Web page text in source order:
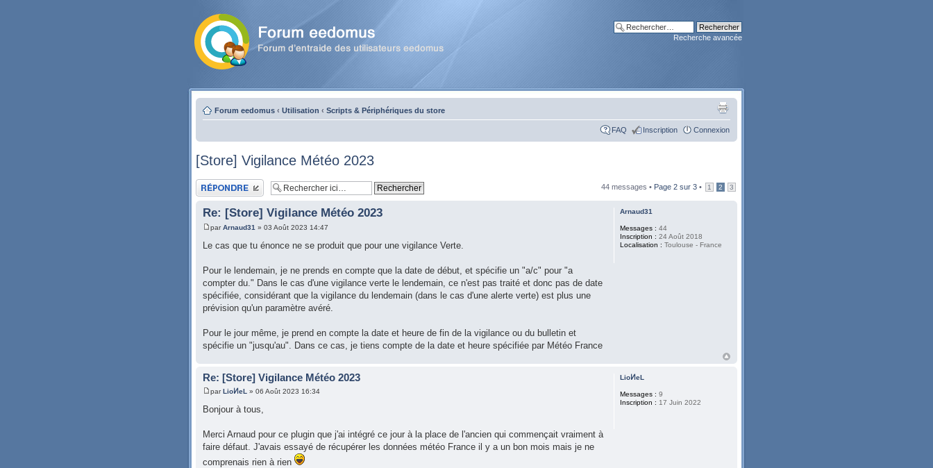
Recherche avancée
Forum eedomus ‹ Utilisation ‹ Scripts & Périphériques du store
FAQ Inscription Connexion
[Store] Vigilance Météo 2023
Publier une réponse 44 messages • Page 2 sur 3 • 1 2 3
Re: [Store] Vigilance Météo 2023
parArnaud31 » 03 Août 2023 14:47
Le cas que tu énonce ne se produit que pour une vigilance Verte.
Pour le lendemain, je ne prends en compte que la date de début, et spécifie un "a/c" pour "a
compter du." Dans le cas d'une vigilance verte le lendemain, ce n'est pas traité et donc pas de date
spécifiée, considérant que la vigilance du lendemain (dans le cas d'une alerte verte) est plus une
prévision qu'un paramètre avéré.
Pour le jour même, je prend en compte la date et heure de fin de la vigilance ou du bulletin et
spécifie un "jusqu'au". Dans ce cas, je tiens compte de la date et heure spécifiée par Météo France
Arnaud31
Messages : 44
Inscription : 24 Août 2018
Localisation : Toulouse - France
Re: [Store] Vigilance Météo 2023
parLioͶeL » 06 Août 2023 16:34
Bonjour à tous,
Merci Arnaud pour ce plugin que j'ai intégré ce jour à la place de l'ancien qui commençait vraiment à
faire défaut. J'avais essayé de récupérer les données météo France il y a un bon mois mais je ne
comprenais rien à rien
LioͶeL
Messages : 9
Inscription : 17 Juin 2022